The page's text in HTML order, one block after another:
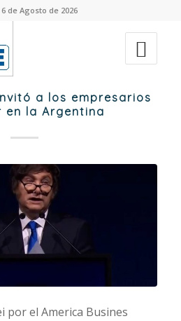
6 de Agosto de 2026
invitó a los empresarios
en la Argentina
por el America Busines